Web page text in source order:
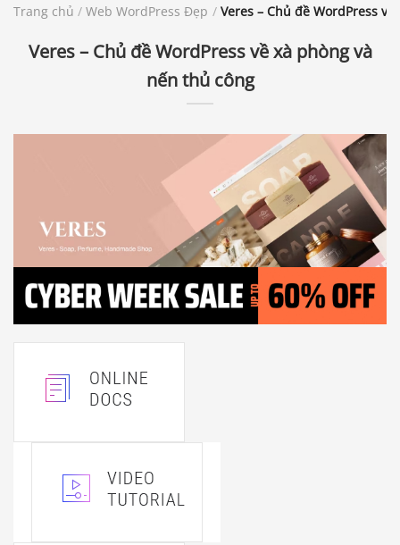
Trang chủ / Web WordPress Đẹp / Veres – Chủ đề WordPress
Veres – Chủ đề WordPress về xà phòng và
nến thủ công